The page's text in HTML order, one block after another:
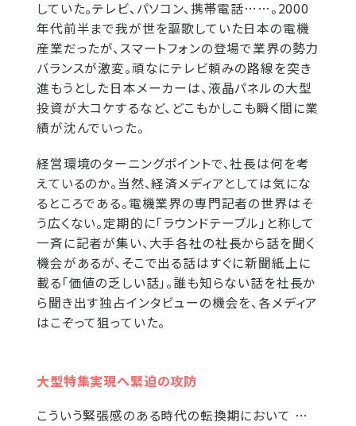
していた。テレビ、パソコン、携帯電話……。2000
年代前半まで我が世を謳歌していた日本の電機
産業だったが、スマートフォンの登場で業界の勢力
バランスが激変。頑なにテレビ頼みの路線を突き
進もうとした日本メーカーは、液晶パネルの大型
投資が大コケするなど、どこもかしこも瞬く間に業
績が沈んでいった。
経営環境のターニングポイントで、社長は何を考
えているのか。当然、経済メディアとしては気にな
るところである。電機業界の専門記者の世界はそ
う広くない。定期的に「ラウンドテーブル」と称して
一斉に記者が集い、大手各社の社長から話を聞く
機会があるが、そこで出る話はすぐに新聞紙上に
載る「価値の乏しい話」。誰も知らない話を社長か
ら聞き出す独占インタビューの機会を、各メディア
はこぞって狙っていた。
大型特集実現へ緊迫の攻防
こういう緊張感のある時代の転換期において …